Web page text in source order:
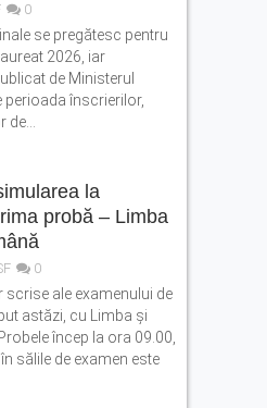
0
se pregătesc pentru
2026, iar
de Ministerul
perioada înscrierilor,
la
probă – Limba
0
ale examenului de
astăzi, cu Limba şi
încep la ora 09.00,
sălile de examen este